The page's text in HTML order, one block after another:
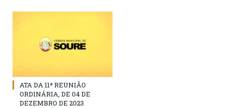
ATA DA 11ª REUNIÃO
ORDINÁRIA, DE 04 DE
DEZEMBRO DE 2023